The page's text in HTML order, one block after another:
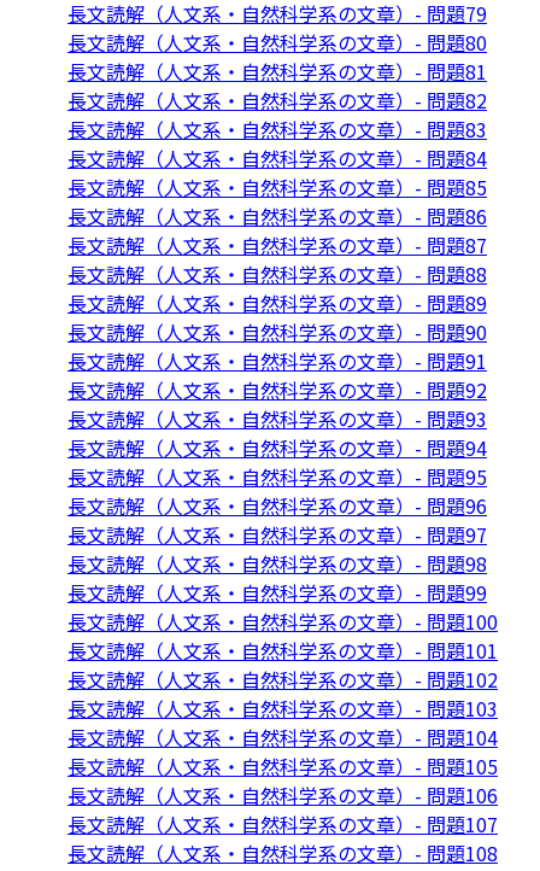
長文読解（人文系・自然科学系の文章）- 問題79
長文読解（人文系・自然科学系の文章）- 問題80
長文読解（人文系・自然科学系の文章）- 問題81
長文読解（人文系・自然科学系の文章）- 問題82
長文読解（人文系・自然科学系の文章）- 問題83
長文読解（人文系・自然科学系の文章）- 問題84
長文読解（人文系・自然科学系の文章）- 問題85
長文読解（人文系・自然科学系の文章）- 問題86
長文読解（人文系・自然科学系の文章）- 問題87
長文読解（人文系・自然科学系の文章）- 問題88
長文読解（人文系・自然科学系の文章）- 問題89
長文読解（人文系・自然科学系の文章）- 問題90
長文読解（人文系・自然科学系の文章）- 問題91
長文読解（人文系・自然科学系の文章）- 問題92
長文読解（人文系・自然科学系の文章）- 問題93
長文読解（人文系・自然科学系の文章）- 問題94
長文読解（人文系・自然科学系の文章）- 問題95
長文読解（人文系・自然科学系の文章）- 問題96
長文読解（人文系・自然科学系の文章）- 問題97
長文読解（人文系・自然科学系の文章）- 問題98
長文読解（人文系・自然科学系の文章）- 問題99
長文読解（人文系・自然科学系の文章）- 問題100
長文読解（人文系・自然科学系の文章）- 問題101
長文読解（人文系・自然科学系の文章）- 問題102
長文読解（人文系・自然科学系の文章）- 問題103
長文読解（人文系・自然科学系の文章）- 問題104
長文読解（人文系・自然科学系の文章）- 問題105
長文読解（人文系・自然科学系の文章）- 問題106
長文読解（人文系・自然科学系の文章）- 問題107
長文読解（人文系・自然科学系の文章）- 問題108